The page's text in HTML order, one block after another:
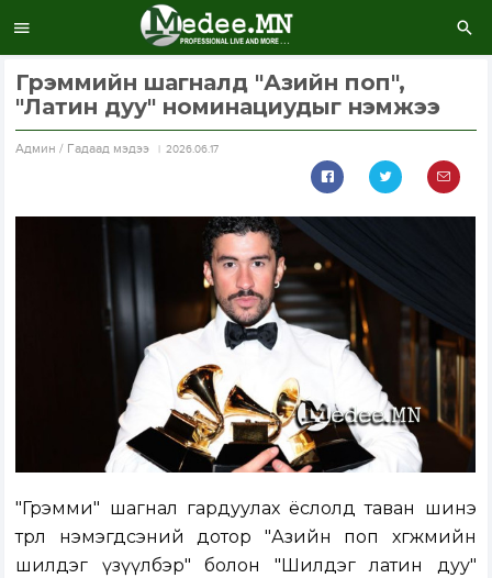
Грэммийн шагналд "Азийн поп",
"Латин дуу" номинациудыг нэмжээ
Aдмин / Гадаад мэдээ 2026.06.17
"Грэмми" шагнал гардуулах ёслолд таван шинэ
төрөл нэмэгдсэний дотор "Азийн поп хөгжмийн
шилдэг үзүүлбэр" болон "Шилдэг латин дуу"